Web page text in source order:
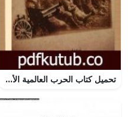
تحميل كتاب الحرب العالمية الأولى PDF تأليف نيل م.هايمان مجانا [كامل]